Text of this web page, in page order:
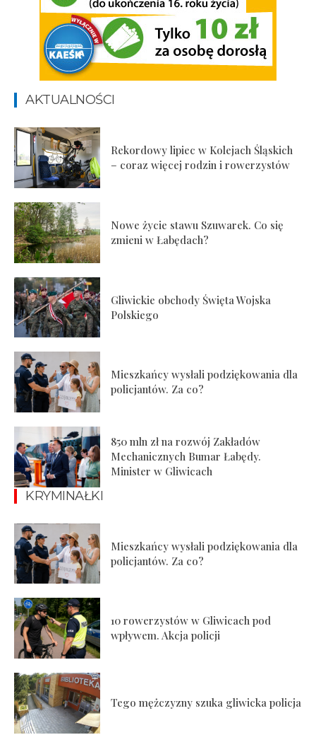
AKTUALNOŚCI
Rekordowy lipiec w Kolejach Śląskich
– coraz więcej rodzin i rowerzystów
Nowe życie stawu Szuwarek. Co się
zmieni w Łabędach?
Gliwickie obchody Święta Wojska
Polskiego
Mieszkańcy wysłali podziękowania dla
policjantów. Za co?
850 mln zł na rozwój Zakładów
Mechanicznych Bumar Łabędy.
Minister w Gliwicach
KRYMINAŁKI
Mieszkańcy wysłali podziękowania dla
policjantów. Za co?
10 rowerzystów w Gliwicach pod
wpływem. Akcja policji
Tego mężczyzny szuka gliwicka policja